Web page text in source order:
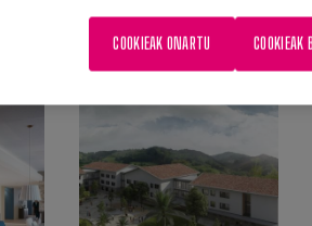
COOKIEAK
COOKIEAK ONARTU